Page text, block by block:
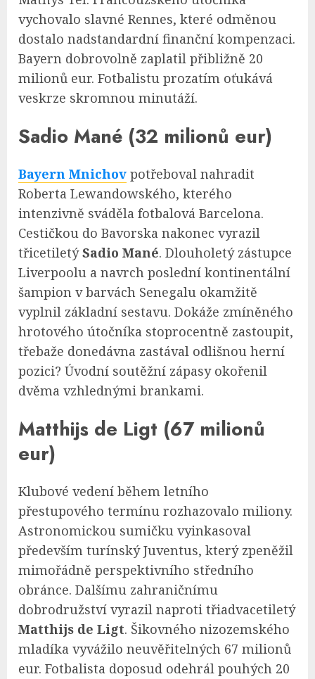
vychovalo slavné Rennes, které odměnou
dostalo nadstandardní finanční kompenzaci.
Bayern dobrovolně zaplatil přibližně 20
milionů eur. Fotbalistu prozatím oťukává
veskrze skromnou minutáží.
Sadio Mané (32 milionů eur)
Bayern Mnichov potřeboval nahradit
Roberta Lewandowského, kterého
intenzivně sváděla fotbalová Barcelona.
Cestičkou do Bavorska nakonec vyrazil
třicetiletýSadio Mané. Dlouholetý zástupce
Liverpoolu a navrch poslední kontinentální
šampion v barvách Senegalu okamžitě
vyplnil základní sestavu. Dokáže zmíněného
hrotového útočníka stoprocentně zastoupit,
třebaže donedávna zastával odlišnou herní
pozici? Úvodní soutěžní zápasy okořenil
dvěma vzhlednými brankami.
Matthijs de Ligt (67 milionů
eur)
Klubové vedení během letního
přestupového termínu rozhazovalo miliony.
Astronomickou sumičku vyinkasoval
především turínský Juventus, který zpeněžil
mimořádně perspektivního středního
obránce. Dalšímu zahraničnímu
dobrodružství vyrazil naproti třiadvacetiletý
Matthijs de Ligt. Šikovného nizozemského
mladíka vyvážilo neuvěřitelných 67 milionů
eur. Fotbalista doposud odehrál pouhých 20